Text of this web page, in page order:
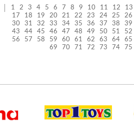
1 2 3 4 5 6 7 8 9 10 11 12
13
17
18 19 20 21 22 23 24 25
26
30
31 32 33 34 35 36 37 38
39
43
44 45 46 47 48 49 50 51
52
56
57 58 59 60 61 62 63 64
65
69
70 71 72 73 74 75